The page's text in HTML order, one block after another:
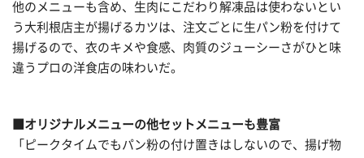
他のメニューも含め、生肉にこだわり解凍品は使わないとい
う大利根店主が揚げるカツは、注文ごとに生パン粉を付けて
揚げるので、衣のキメや食感、肉質のジューシーさがひと味
違うプロの洋食店の味わいだ。
■オリジナルメニューの他セットメニューも豊富
「ピークタイムでもパン粉の付け置きはしないので、揚げ物